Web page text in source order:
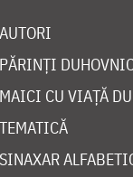
AUTORI
PĂRINȚI
MAICI CU VIAȚĂ
TEMATICĂ
SINAXAR